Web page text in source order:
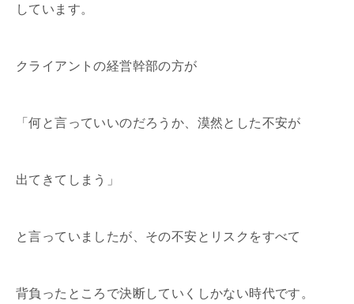
しています。
クライアントの経営幹部の方が
「何と言っていいのだろうか、漠然とした不安が
出てきてしまう」
と言っていましたが、その不安とリスクをすべて
背負ったところで決断していくしかない時代です。